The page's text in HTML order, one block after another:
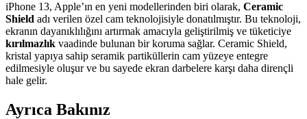
iPhone 13, Apple’ın en yeni modellerinden biri olarak, Ceramic
Shield adı verilen özel cam teknolojisiyle donatılmıştır. Bu teknoloji,
ekranın dayanıklılığını artırmak amacıyla geliştirilmiş ve tüketiciye
kırılmazlık vaadinde bulunan bir koruma sağlar. Ceramic Shield,
kristal yapıya sahip seramik partiküllerin cam yüzeye entegre
edilmesiyle oluşur ve bu sayede ekran darbelere karşı daha dirençli
hale gelir.
Ayrıca Bakınız